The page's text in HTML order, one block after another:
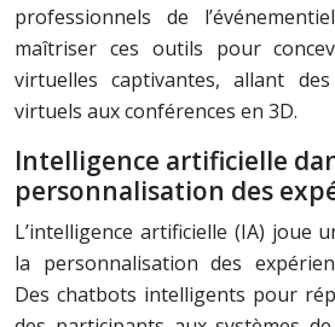
professionnels de
maîtriser ces outils pour
virtuelles captivantes, allant des
virtuels aux conférences en 3D.
Intelligence artificielle
personnalisation des
L’intelligence artificielle (IA) joue
la personnalisation des
Des chatbots intelligents pour